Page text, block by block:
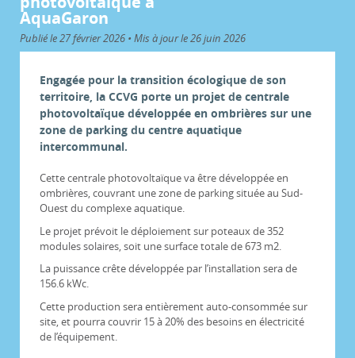
AquaGaron
Publié le 27 février 2026 • Mis à jour le 26 juin 2026
Engagée pour la transition écologique de son
territoire, la CCVG porte un projet de centrale
photovoltaïque développée en ombrières sur une
zone de parking du centre aquatique
intercommunal.
Cette centrale photovoltaïque va être développée en
ombrières, couvrant une zone de parking située au Sud-
Ouest du complexe aquatique.
Le projet prévoit le déploiement sur poteaux de 352
modules solaires, soit une surface totale de 673 m2.
La puissance crête développée par l’installation sera de
156.6 kWc.
Cette production sera entièrement auto-consommée sur
site, et pourra couvrir 15 à 20% des besoins en électricité
de l’équipement.